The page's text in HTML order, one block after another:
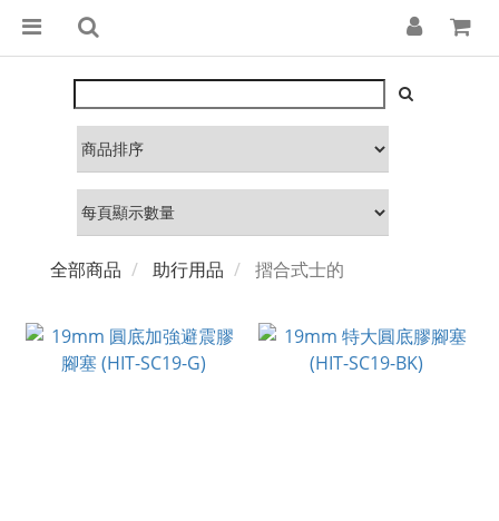
全部商品 助行用品 摺合式士的